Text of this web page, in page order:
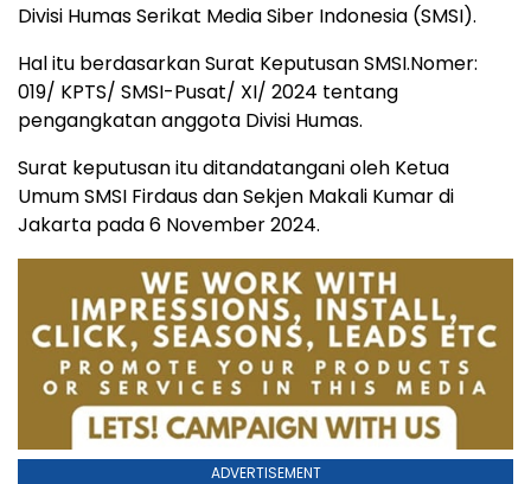
Divisi Humas Serikat Media Siber Indonesia (SMSI).
Hal itu berdasarkan Surat Keputusan SMSI.Nomer:
019/ KPTS/ SMSI-Pusat/ XI/ 2024 tentang
pengangkatan anggota Divisi Humas.
Surat keputusan itu ditandatangani oleh Ketua
Umum SMSI Firdaus dan Sekjen Makali Kumar di
Jakarta pada 6 November 2024.
ADVERTISEMENT